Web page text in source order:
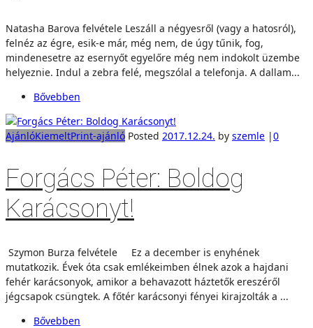
Natasha Barova felvétele Leszáll a négyesről (vagy a hatosról),
felnéz az égre, esik-e már, még nem, de úgy tűnik, fog,
mindenesetre az esernyőt egyelőre még nem indokolt üzembe
helyeznie. Indul a zebra felé, megszólal a telefonja. A dallam...
Bővebben
AjánlóKiemeltPrint-ajánló Posted 2017.12.24. by szemle |0
Forgács Péter: Boldog
Karácsonyt!
Szymon Burza felvétele Ez a december is enyhének
mutatkozik. Évek óta csak emlékeimben élnek azok a hajdani
fehér karácsonyok, amikor a behavazott háztetők ereszéről
jégcsapok csüngtek. A főtér karácsonyi fényei kirajzolták a ...
Bővebben